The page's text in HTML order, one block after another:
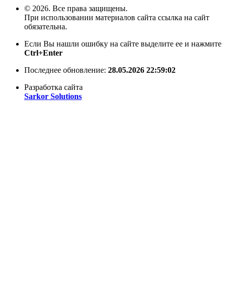
© 2026. Все права защищены.
При использовании материалов сайта ссылка на сайт
обязательна.
Если Вы нашли ошибку на сайте выделите ее и нажмите
Ctrl+Enter
Последнее обновление: 28.05.2026 22:59:02
Разработка сайта
Sarkor Solutions